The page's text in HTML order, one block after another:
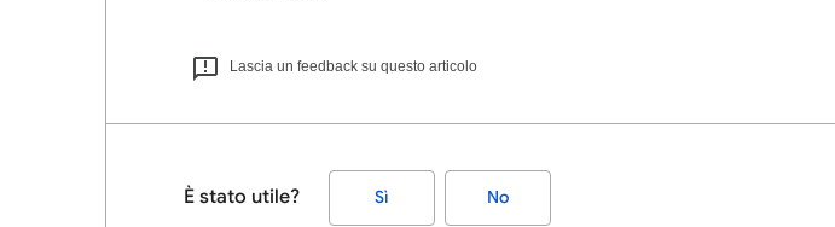
Lascia un feedback su questo articolo
È stato utile? Sì No